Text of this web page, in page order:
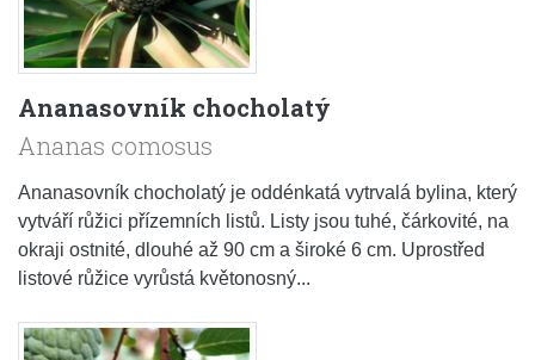
Ananasovník chocholatý
Ananas comosus
Ananasovník chocholatý je oddénkatá vytrvalá bylina, který
vytváří růžici přízemních listů. Listy jsou tuhé, čárkovité, na
okraji ostnité, dlouhé až 90 cm a široké 6 cm. Uprostřed
listové růžice vyrůstá květonosný...